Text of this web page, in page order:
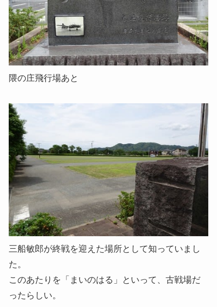
隈の庄飛行場あと
三船敏郎が終戦を迎えた場所として知っていまし
た。
このあたりを「まいのはる」といって、古戦場だ
ったらしい。